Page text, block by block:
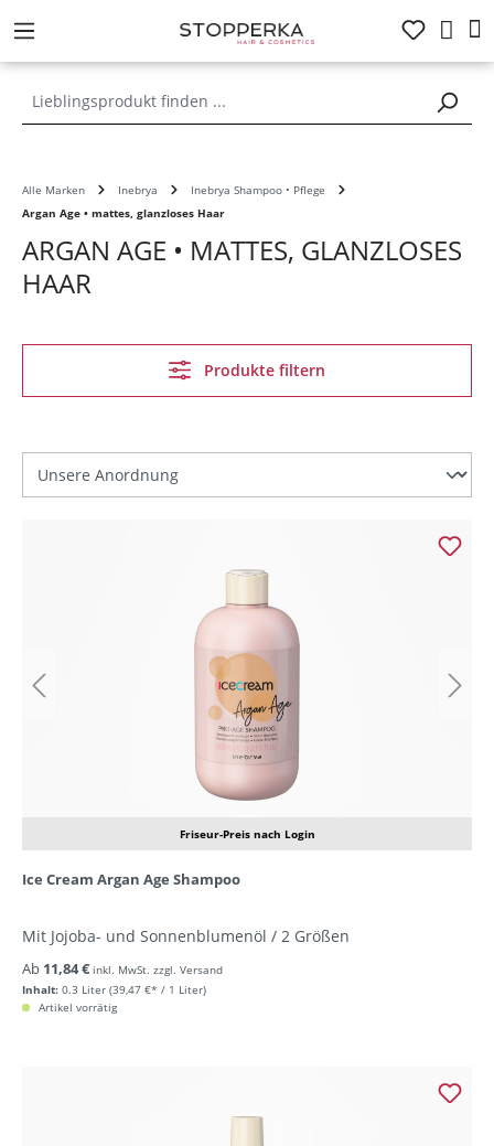
springen
Alle Marken Inebrya
Inebrya Shampoo • Pflege
Argan Age • mattes, glanzloses Haar
ARGAN AGE • MATTES, GLANZLOSES
HAAR
Produkte filtern
Friseur-Preis nach Login
Ice Cream Argan Age Shampoo
Mit Jojoba- und Sonnenblumenöl / 2 Größen
Inhalt: 0.3 Liter (39,47 €* / 1 Liter)
Ab 11,84 € inkl. MwSt. zzgl. Versand
Artikel vorrätig